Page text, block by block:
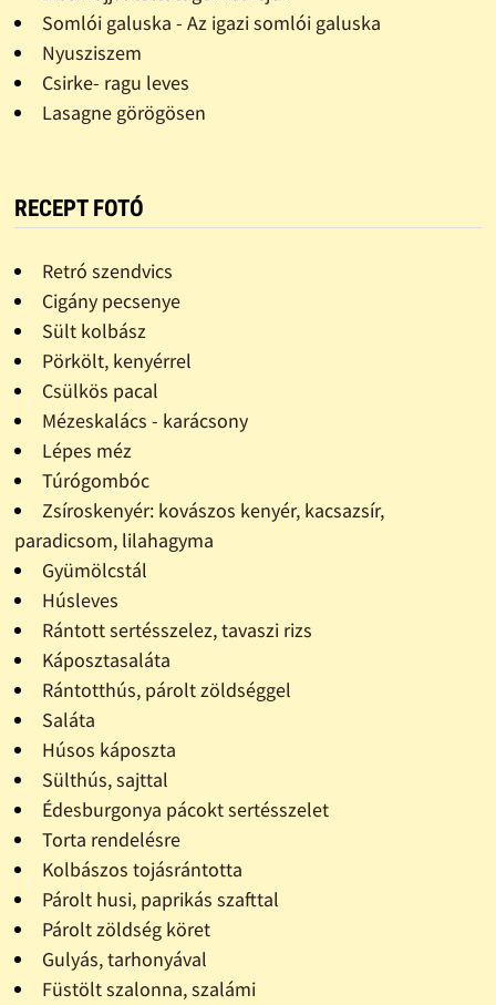
Somlói galuska - Az igazi somlói galuska
Nyusziszem
Csirke- ragu leves
Lasagne görögösen
RECEPT FOTÓ
Retró szendvics
Cigány pecsenye
Sült kolbász
Pörkölt, kenyérrel
Csülkös pacal
Mézeskalács - karácsony
Lépes méz
Túrógombóc
Zsíroskenyér: kovászos kenyér, kacsazsír,
paradicsom, lilahagyma
Gyümölcstál
Húsleves
Rántott sertésszelez, tavaszi rizs
Káposztasaláta
Rántotthús, párolt zöldséggel
Saláta
Húsos káposzta
Sülthús, sajttal
Édesburgonya pácokt sertésszelet
Torta rendelésre
Kolbászos tojásrántotta
Párolt husi, paprikás szafttal
Párolt zöldség köret
Gulyás, tarhonyával
Füstölt szalonna, szalámi